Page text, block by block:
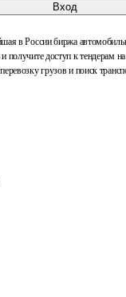
Вход
в России биржа
и получите доступ к тендерам
грузов и поиск